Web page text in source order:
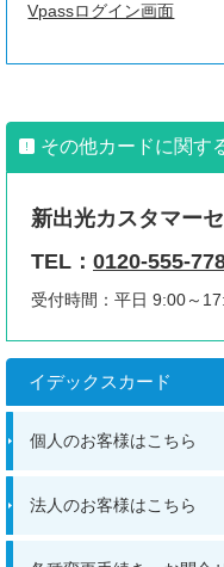
Vpassログイン画面
その他カードに関す
新出光カスタマー
TEL： 0120-555-
受付時間：平日 9:00～
イデックスカード
個人のお客様はこちら
法人のお客様はこちら